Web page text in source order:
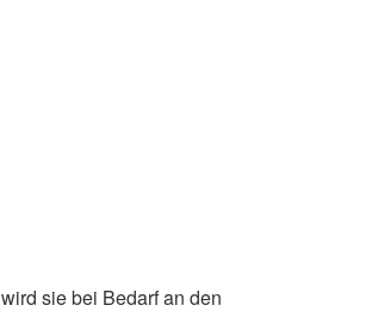
sie bei Bedarf an den